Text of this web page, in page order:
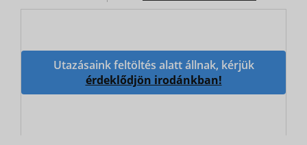
Utazásaink feltöltés alatt állnak, kérjük
érdeklődjön irodánkban!